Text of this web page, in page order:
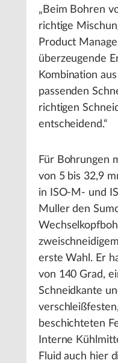
„Beim Bohren
richtige
Product
überzeugende
Kombination
passenden
richtigen
entscheidend.“
Für Bohrungen
von 5 bis 32,9
in ISO-M- und
Muller den
erste Wahl. Er
von 140 Grad,
Schneidkante
beschichteten
Interne
Fluid auch hier